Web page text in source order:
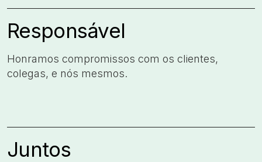
Responsável
Honramos compromissos com os clientes,
colegas, e nós mesmos.​
Juntos